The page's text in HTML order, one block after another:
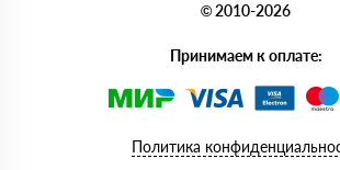
© 2010-2026
Принимаем к оплате:
Политика